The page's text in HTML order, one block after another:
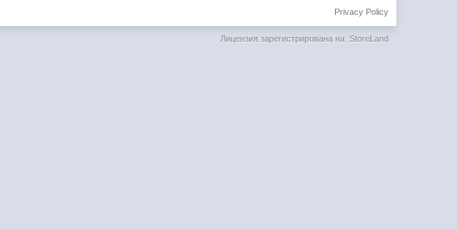
Privacy Policy
Лицензия зарегистрирована на: StoreLand